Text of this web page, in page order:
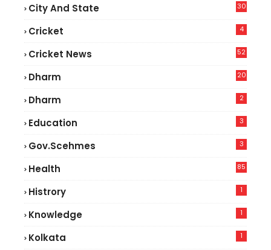
City And State 30
Cricket 4
Cricket News
52
Dharm 20
Dharm 2
Education 3
Gov.scehmes 3
Health
85
Histrory 1
Knowledge 1
Kolkata 1